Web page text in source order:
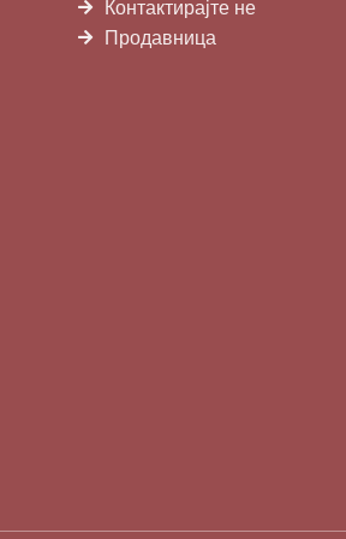
Контактирајте не
Продавница